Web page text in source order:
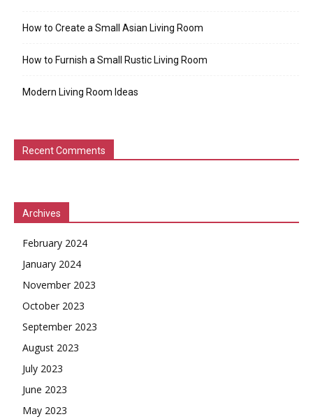
How to Create a Small Asian Living Room
How to Furnish a Small Rustic Living Room
Modern Living Room Ideas
Recent Comments
Archives
February 2024
January 2024
November 2023
October 2023
September 2023
August 2023
July 2023
June 2023
May 2023